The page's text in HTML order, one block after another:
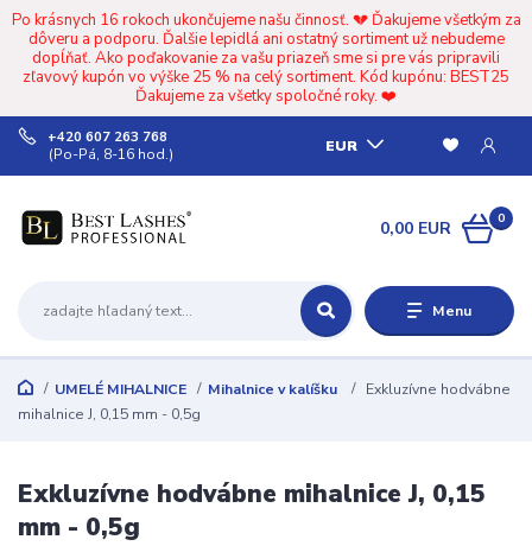
Po krásnych 16 rokoch ukončujeme našu činnosť. 💔 Ďakujeme všetkým za
dôveru a podporu. Ďalšie lepidlá ani ostatný sortiment už nebudeme
dopĺňať. Ako poďakovanie za vašu priazeň sme si pre vás pripravili
zľavový kupón vo výške 25 % na celý sortiment. Kód kupónu: BEST25
Ďakujeme za všetky spoločné roky. ❤️
Menu
EUR
+420 607 263 768
(Po-Pá, 8-16 hod.)
0
0,00 EUR
UMELÉ MIHALNICE Mihalnice v kalíšku
Exkluzívne hodvábne
mihalnice J, 0,15 mm - 0,5g
Exkluzívne hodvábne mihalnice J, 0,15
mm - 0,5g